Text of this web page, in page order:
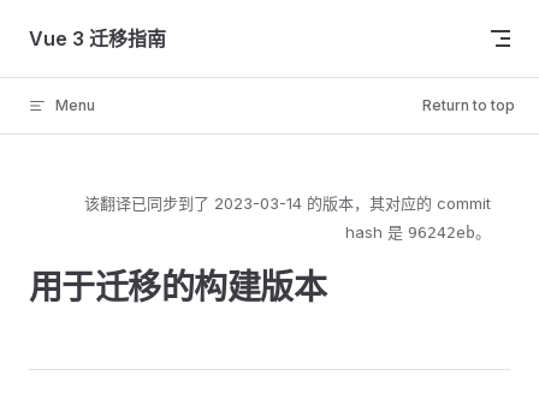
Skip to content
Vue 3 迁移指南
Menu Return to top
该翻译已同步到了 2023-03-14的版本，其对应的 commit
hash 是 96242eb。
用于迁移的构建版本